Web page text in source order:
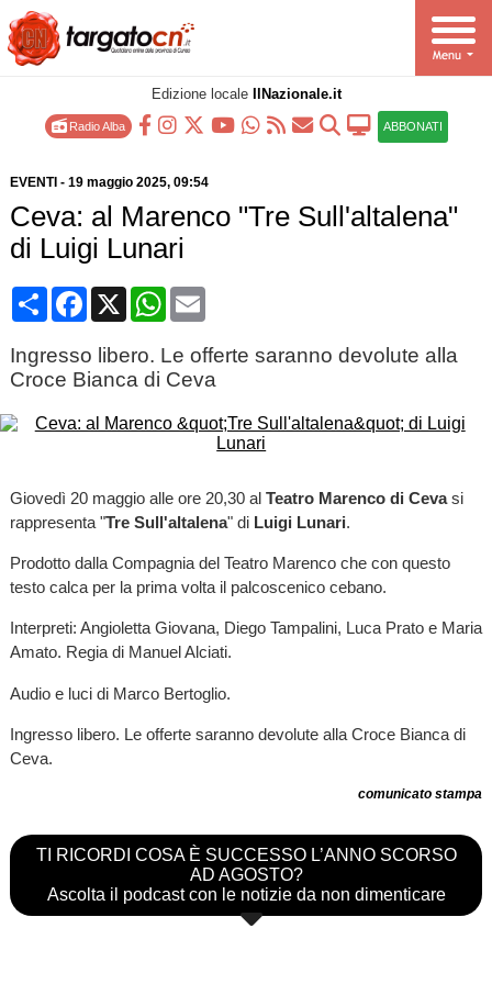
Edizione locale IlNazionale.it
Radio Alba ABBONATI
EVENTI - 19 maggio 2025, 09:54
Ceva: al Marenco "Tre Sull'altalena"
di Luigi Lunari
CondividiFacebook
X WhatsApp
Email
Ingresso libero. Le offerte saranno devolute alla
Croce Bianca di Ceva
Giovedì 20 maggio alle ore 20,30 al Teatro Marenco di Cevasi
rappresenta "Tre Sull'altalena" di Luigi Lunari.
Prodotto dalla Compagnia del Teatro Marenco che con questo
testo calca per la prima volta il palcoscenico cebano.
Interpreti: Angioletta Giovana, Diego Tampalini, Luca Prato e Maria
Amato. Regia di Manuel Alciati.
Audio e luci di Marco Bertoglio.
Ingresso libero. Le offerte saranno devolute alla Croce Bianca di
Ceva.
comunicato stampa
TI RICORDI COSA È SUCCESSO L’ANNO SCORSO
AD AGOSTO?
Ascolta il podcast con le notizie da non dimenticare